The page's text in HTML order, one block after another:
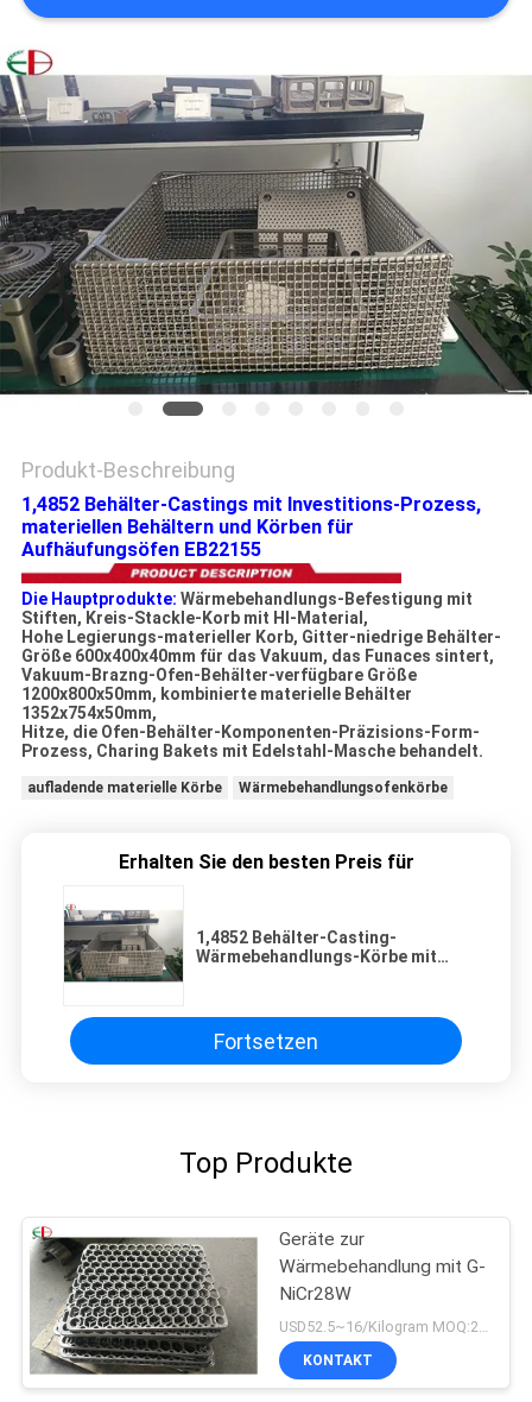
FORDERN
SIE
EIN
ZITAT
SITEMAP
DATENSCHUTZRICHTLINIE
Produkt-Beschreibung
1,4852 Behälter-Castings mit Investitions-Prozess,
materiellen Behältern und Körben für
Aufhäufungsöfen EB22155
Die Hauptprodukte: Wärmebehandlungs-Befestigung mit
Stiften, Kreis-Stackle-Korb mit HI-Material,
Hohe Legierungs-materieller Korb, Gitter-niedrige Behälter-
Größe 600x400x40mm für das Vakuum, das Funaces sintert,
Vakuum-Brazng-Ofen-Behälter-verfügbare Größe
1200x800x50mm, kombinierte materielle Behälter
1352x754x50mm,
Hitze, die Ofen-Behälter-Komponenten-Präzisions-Form-
Prozess, Charing Bakets mit Edelstahl-Masche behandelt.
aufladende materielle Körbe Wärmebehandlungsofenkörbe
Erhalten Sie den besten Preis für
1,4852 Behälter-Casting-
Wärmebehandlungs-Körbe mit
Fortsetzen
Top Produkte
Geräte zur
Wärmebehandlung mit G-
NiCr28W
USD52.5~16/Kilogram MOQ:20 Kilogramm/Kilogramm
KONTAKT